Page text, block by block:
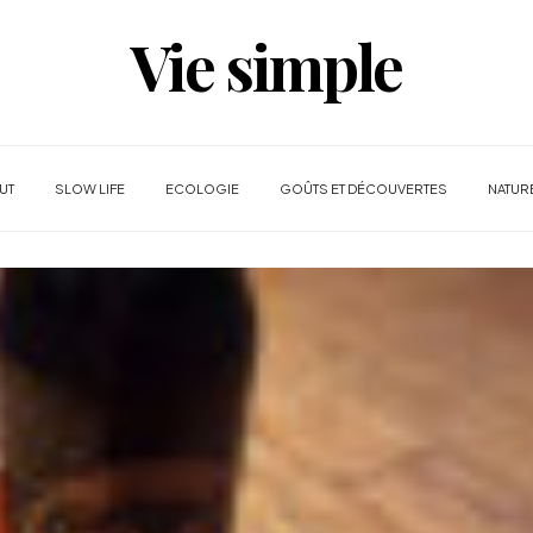
Vie simple
SLOW LIFE ECOLOGIE GOÛTS ET DÉCOUVERTES